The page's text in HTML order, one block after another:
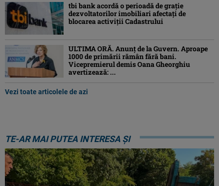
tbi bank acordă o perioadă de grație
dezvoltatorilor imobiliari afectați de
blocarea activiții Cadastrului
ULTIMA ORĂ. Anunț de la Guvern. Aproape
1000 de primării rămân fără bani.
Vicepremierul demis Oana Gheorghiu
avertizează: ...
Vezi toate articolele de azi
TE-AR MAI PUTEA INTERESA ȘI